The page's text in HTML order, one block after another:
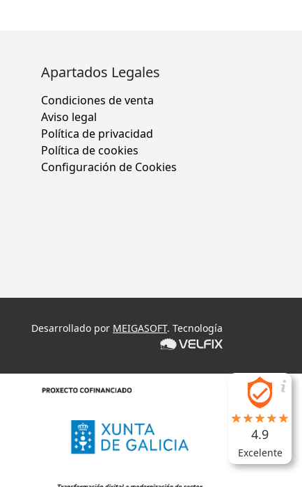
Apartados Legales
Condiciones de venta
Aviso legal
Política de privacidad
Política de cookies
Configuración de Cookies
Desarrollado por MEIGASOFT. Tecnología
4.9
Excelente